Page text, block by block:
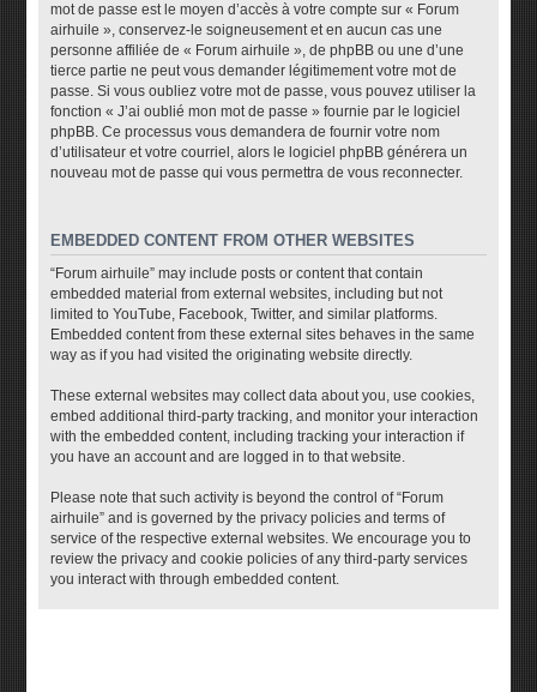
mot de passe est le moyen d’accès à votre compte sur « Forum
airhuile », conservez-le soigneusement et en aucun cas une
personne affiliée de « Forum airhuile », de phpBB ou une d’une
tierce partie ne peut vous demander légitimement votre mot de
passe. Si vous oubliez votre mot de passe, vous pouvez utiliser la
fonction « J’ai oublié mon mot de passe » fournie par le logiciel
phpBB. Ce processus vous demandera de fournir votre nom
d’utilisateur et votre courriel, alors le logiciel phpBB générera un
nouveau mot de passe qui vous permettra de vous reconnecter.
EMBEDDED CONTENT FROM OTHER WEBSITES
“Forum airhuile” may include posts or content that contain
embedded material from external websites, including but not
limited to YouTube, Facebook, Twitter, and similar platforms.
Embedded content from these external sites behaves in the same
way as if you had visited the originating website directly.
These external websites may collect data about you, use cookies,
embed additional third-party tracking, and monitor your interaction
with the embedded content, including tracking your interaction if
you have an account and are logged in to that website.
Please note that such activity is beyond the control of “Forum
airhuile” and is governed by the privacy policies and terms of
service of the respective external websites. We encourage you to
review the privacy and cookie policies of any third-party services
you interact with through embedded content.